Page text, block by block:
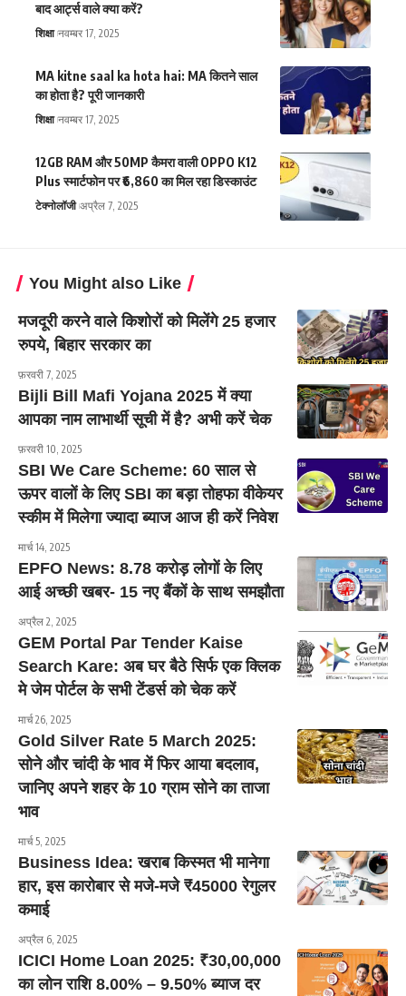
बाद आर्ट्स वाले क्या करें?
शिक्षा नवम्बर 17, 2025
MA kitne saal ka hota hai: MA कितने साल
का होता है? पूरी जानकारी
शिक्षा नवम्बर 17, 2025
12GB RAM और 50MP कैमरा वाली OPPO K12
Plus स्मार्टफोन पर ₹6,860 का मिल रहा डिस्काउंट
टेक्नोलॉजी अप्रैल 7, 2025
You Might also Like
मजदूरी करने वाले किशोरों को मिलेंगे 25 हजार
रुपये, बिहार सरकार का
फ़रवरी 7, 2025
Bijli Bill Mafi Yojana 2025 में क्या
आपका नाम लाभार्थी सूची में है? अभी करें चेक
फ़रवरी 10, 2025
SBI We Care Scheme: 60 साल से
ऊपर वालों के लिए SBI का बड़ा तोहफा वीकेयर
स्कीम में मिलेगा ज्यादा ब्याज आज ही करें निवेश
मार्च 14, 2025
EPFO News: 8.78 करोड़ लोगों के लिए
आई अच्छी खबर- 15 नए बैंकों के साथ समझौता
अप्रैल 2, 2025
GEM Portal Par Tender Kaise
Search Kare: अब घर बैठे सिर्फ एक क्लिक
मे जेम पोर्टल के सभी टेंडर्स को चेक करें
मार्च 26, 2025
Gold Silver Rate 5 March 2025:
सोने और चांदी के भाव में फिर आया बदलाव,
जानिए अपने शहर के 10 ग्राम सोने का ताजा
भाव
मार्च 5, 2025
Business Idea: खराब किस्मत भी मानेगा
हार, इस कारोबार से मजे-मजे ₹45000 रेगुलर
कमाई
अप्रैल 6, 2025
ICICI Home Loan 2025: ₹30,00,000
का लोन राशि 8.00% – 9.50% ब्याज दर